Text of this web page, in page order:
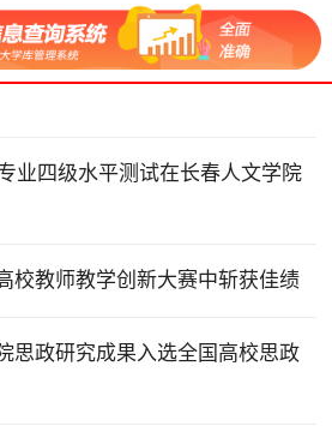
业四级水平测试在长春人文学院
校教师教学创新大赛中斩获佳绩
思政研究成果入选全国高校思政